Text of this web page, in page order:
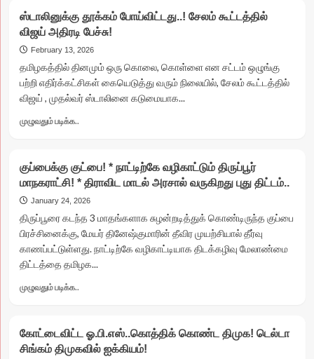
திமுகவில்
அம்மா
விஸ்வாசி!
*3
முறை
முதல்வரை
வளைத்த
அறிவாலயம்..
ஸ்டாலினுக்கு தூக்கம் போய்விட்டது..! சேலம் கூட்டத்தில்
விஜய் அதிரடி பேச்சு!
February 13, 2026
தமிழகத்தில் தினமும் ஒரு கொலை, கொள்ளை என சட்டம் ஒழுங்கு
பற்றி எதிர்க்கட்சிகள் கையெடுத்து வரும் நிலையில், சேலம் கூட்டத்தில்
விஜய் , முதல்வர் ஸ்டாலினை கடுமையாக...
முழுவதும் படிக்க..
ஸ்டாலினுக்கு
தூக்கம்
போய்விட்டது..!
சேலம்
கூட்டத்தில்
விஜய்
அதிரடி
பேச்சு!
குப்பைக்கு குட்பை! * நாட்டிற்கே வழிகாட்டும் திருப்பூர்
மாநகராட்சி! * திராவிட மாடல் அரசால் வருகிறது புது திட்டம்..
January 24, 2026
திருப்பூரை கடந்த 3 மாதங்களாக சுழன்றடித்துக் கொண்டிருந்த குப்பை
பிரச்சினைக்கு, மேயர் தினேஷ்குமாரின் தீவிர முயற்சியால் தீர்வு
காணப்பட்டுள்ளது. நாட்டிற்கே வழிகாட்டியாக திடக்கழிவு மேலாண்மை
திட்டத்தை தமிழக...
முழுவதும் படிக்க..
குட்பை!
*
கோட்டைவிட்ட ஓ.பி.எஸ்..கொத்திக் கொண்ட திமுக! டெல்டா
சிங்கம் திமுகவில் ஐக்கியம்!